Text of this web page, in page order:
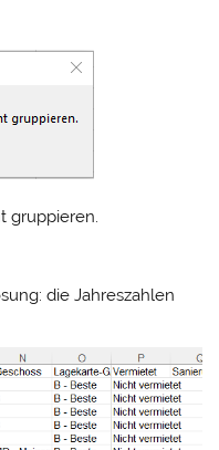
gruppieren.
die Jahreszahlen